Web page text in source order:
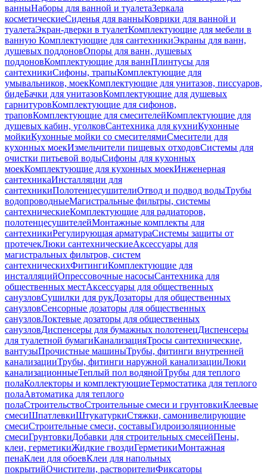
ванныНаборы для ванной и туалетаЗеркала
косметическиеСиденья для ванныКоврики для ванной и
туалетаЭкран-дверки в туалетКомплектующие для мебели в
ванную Комплектующие для сантехникиЭкраны для ванн,
душевых поддоновОпоры для ванн, душевых
поддоновКомплектующие для ваннПлинтусы для
сантехникиСифоны, трапыКомплектующие для
умывальников, моекКомплектующие для унитазов, писсуаров,
бидеБачки для унитазовКомплектующие для душевых
гарнитуровКомплектующие для сифонов,
траповКомплектующие для смесителейКомплектующие для
душевых кабин, уголковСантехника для кухниКухонные
мойкиКухонные мойки со смесителямиСмесители для
кухонных моекИзмельчители пищевых отходовСистемы для
очистки питьевой водыСифоны для кухонных
моекКомплектующие для кухонных моекИнженерная
сантехникаИнсталляции для
сантехникиПолотенцесушителиОтвод и подвод водыТрубы
водопроводныеМагистральные фильтры, системы
сантехническиеКомплектующие для радиаторов,
полотенцесушителейМонтажные комплекты для
сантехникиРегулирующая арматураСистемы защиты от
протечекЛюки сантехническиеАксессуары для
магистральных фильтров, систем
сантехническихФитингиКомплектующие для
инсталляцийОпрессовочные насосыСантехника для
общественных местАксессуары для общественных
санузловСушилки для рукДозаторы для общественных
санузловСенсорные дозаторы для общественных
санузловЛоктевые дозаторы для общественных
санузловДиспенсеры для бумажных полотенецДиспенсеры
для туалетной бумагиКанализацияТросы сантехнические,
вантузыПрочистные машиныТрубы, фитинги внутренней
канализацииТрубы, фитинги наружной канализацииЛюки
канализационныеТеплый пол водянойТрубы для теплого
полаКоллекторы и комплектующиеТермостатика для теплого
полаАвтоматика для теплого
полаСтроительствоСтроительные смеси и грунтовкиКлеевые
смесиШпатлевкиШтукатуркиСтяжки, самонивелирующие
смесиСтроительные смеси, составыГидроизоляционные
смесиГрунтовкиДобавки для строительных смесейПены,
клеи, герметикиЖидкие гвоздиГерметикиМонтажная
пенаКлеи для обоевКлеи для напольных
покрытийОчистители, растворителиФиксаторы